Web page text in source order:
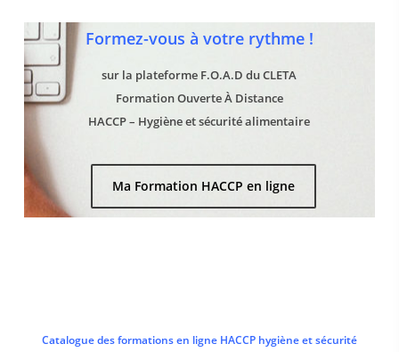
Formez-vous à votre rythme !
sur la plateforme F.O.A.D du CLETA
Formation Ouverte À Distance
HACCP – Hygiène et sécurité alimentaire
Ma Formation HACCP en ligne
Catalogue des formations en ligne HACCP hygiène et sécurité